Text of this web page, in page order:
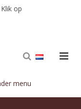
op
menu